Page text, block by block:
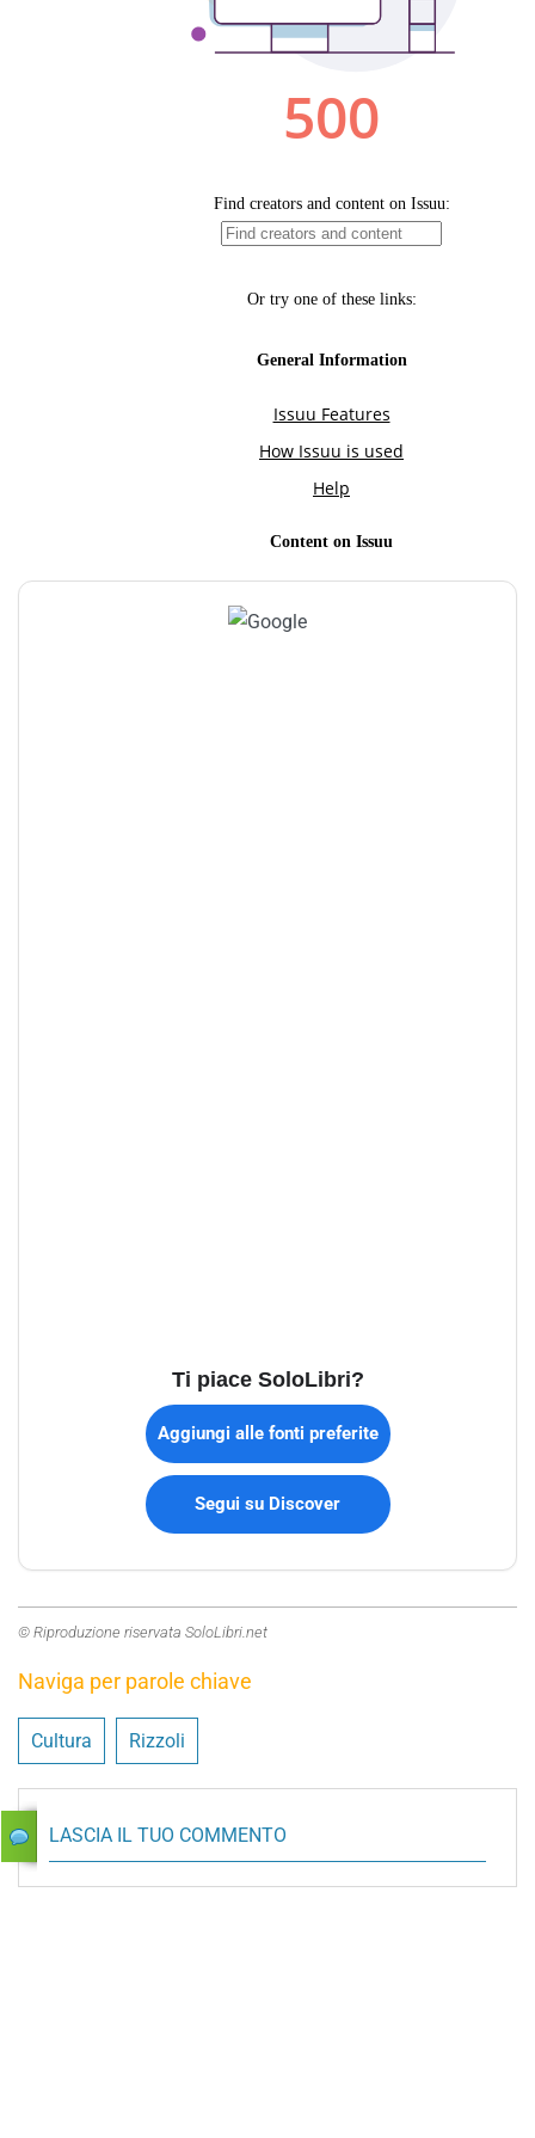
Ti piace SoloLibri?
Aggiungi alle fonti preferite
Segui su Discover
© Riproduzione riservata SoloLibri.net
Naviga per parole chiave
Cultura Rizzoli
LASCIA IL TUO COMMENTO